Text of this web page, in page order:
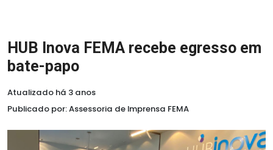
HUB Inova FEMA recebe egresso em
bate-papo
Atualizado há 3 anos
Publicado por: Assessoria de Imprensa FEMA